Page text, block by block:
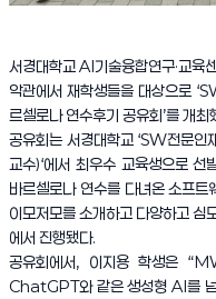
서경대학교 AI기술융합연구·교육
악관에서 재학생들을 대상으로
르셀로나 연수후기 공유회’를 개최
공유회는 서경대학교 ‘SW전문
교수)‘에서 최우수 교육생으
바르셀로나 연수를 다녀온 소프
이모저모를 소개하고 다양하고 심
에서 진행됐다.
공유회에서, 이지용 학생은
ChatGPT와 같은 생성형 AI를